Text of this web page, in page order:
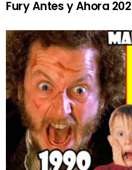
Fury Antes y Ahora